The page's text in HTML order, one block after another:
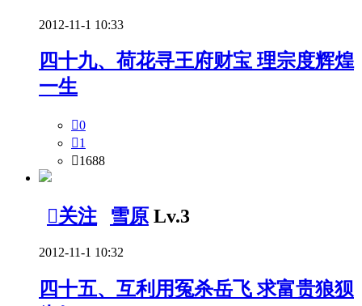
2012-11-1 10:33
四十九、荷花寻王府财宝 理宗度辉煌
一生
0
1
1688
关注 雪原 Lv.3
2012-11-1 10:32
四十五、互利用冤杀岳飞 求富贵狼狈